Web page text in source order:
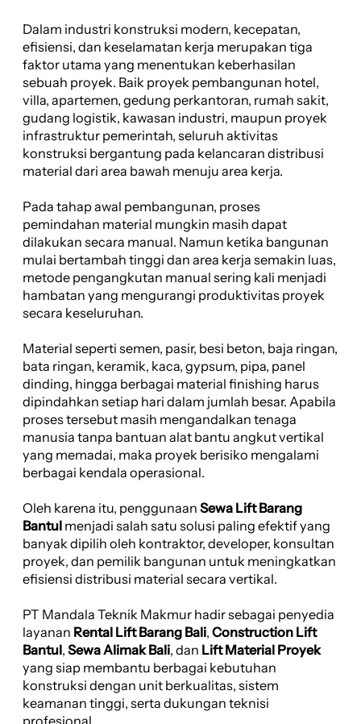
Dalam industri konstruksi modern, kecepatan,
efisiensi, dan keselamatan kerja merupakan tiga
faktor utama yang menentukan keberhasilan
sebuah proyek. Baik proyek pembangunan hotel,
villa, apartemen, gedung perkantoran, rumah sakit,
gudang logistik, kawasan industri, maupun proyek
infrastruktur pemerintah, seluruh aktivitas
konstruksi bergantung pada kelancaran distribusi
material dari area bawah menuju area kerja.
Pada tahap awal pembangunan, proses
pemindahan material mungkin masih dapat
dilakukan secara manual. Namun ketika bangunan
mulai bertambah tinggi dan area kerja semakin luas,
metode pengangkutan manual sering kali menjadi
hambatan yang mengurangi produktivitas proyek
secara keseluruhan.
Material seperti semen, pasir, besi beton, baja ringan,
bata ringan, keramik, kaca, gypsum, pipa, panel
dinding, hingga berbagai material finishing harus
dipindahkan setiap hari dalam jumlah besar. Apabila
proses tersebut masih mengandalkan tenaga
manusia tanpa bantuan alat bantu angkut vertikal
yang memadai, maka proyek berisiko mengalami
berbagai kendala operasional.
Oleh karena itu, penggunaan Sewa Lift Barang
Bantul menjadi salah satu solusi paling efektif yang
banyak dipilih oleh kontraktor, developer, konsultan
proyek, dan pemilik bangunan untuk meningkatkan
efisiensi distribusi material secara vertikal.
PT Mandala Teknik Makmur hadir sebagai penyedia
layanan Rental Lift Barang Bali, Construction Lift
Bantul, Sewa Alimak Bali, dan Lift Material Proyek
yang siap membantu berbagai kebutuhan
konstruksi dengan unit berkualitas, sistem
keamanan tinggi, serta dukungan teknisi